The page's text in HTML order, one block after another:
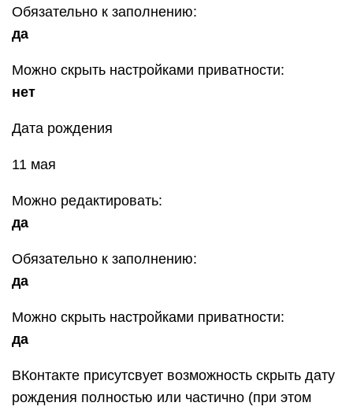
Обязательно к заполнению:
да
Можно скрыть настройками приватности:
нет
Дата рождения
11 мая
Можно редактировать:
да
Обязательно к заполнению:
да
Можно скрыть настройками приватности:
да
ВКонтакте присутсвует возможность скрыть дату
рождения полностью или частично (при этом